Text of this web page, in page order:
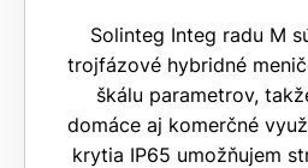
Solinteg Integ radu M
trojfázové hybridné
škálu parametrov,
domáce aj komerčné
krytia IP65 umožňujem